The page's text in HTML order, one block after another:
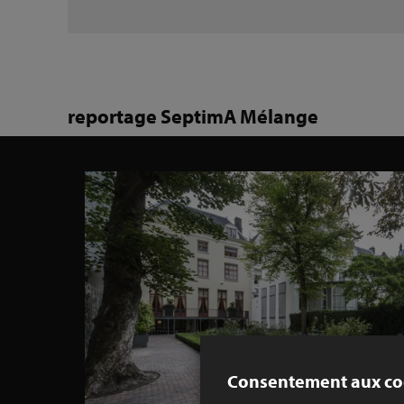
reportage SeptimA Mélange
Consentement aux